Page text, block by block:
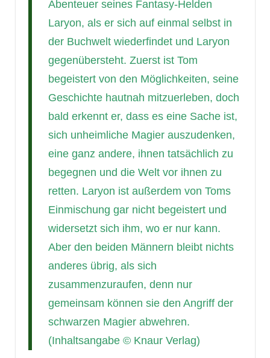
Abenteuer seines Fantasy-Helden
Laryon, als er sich auf einmal selbst in
der Buchwelt wiederfindet und Laryon
gegenübersteht. Zuerst ist Tom
begeistert von den Möglichkeiten, seine
Geschichte hautnah mitzuerleben, doch
bald erkennt er, dass es eine Sache ist,
sich unheimliche Magier auszudenken,
eine ganz andere, ihnen tatsächlich zu
begegnen und die Welt vor ihnen zu
retten. Laryon ist außerdem von Toms
Einmischung gar nicht begeistert und
widersetzt sich ihm, wo er nur kann.
Aber den beiden Männern bleibt nichts
anderes übrig, als sich
zusammenzuraufen, denn nur
gemeinsam können sie den Angriff der
schwarzen Magier abwehren.
(Inhaltsangabe © Knaur Verlag)